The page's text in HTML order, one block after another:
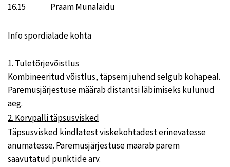
16.15 Praam Munalaidu
Info spordialade kohta
1. Tuletõrjevõistlus
Kombineeritud võistlus, täpsem juhend selgub kohapeal.
Paremusjärjestuse määrab distantsi läbimiseks kulunud
aeg.
2. Korvpalli täpsusvisked
Täpsusvisked kindlatest viskekohtadest erinevatesse
anumatesse. Paremusjärjestuse määrab parem
saavutatud punktide arv.